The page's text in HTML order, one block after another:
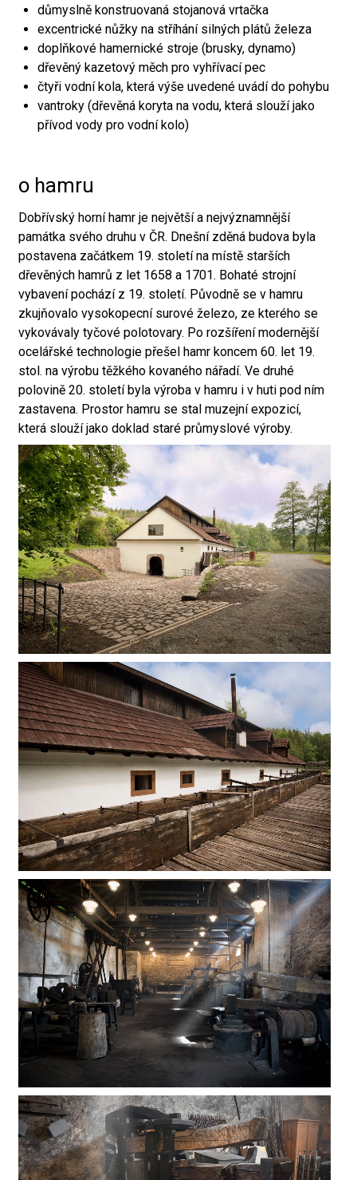
důmyslně konstruovaná stojanová vrtačka
excentrické nůžky na stříhání silných plátů železa
doplňkové hamernické stroje (brusky, dynamo)
dřevěný kazetový měch pro vyhřívací pec
čtyři vodní kola, která výše uvedené uvádí do pohybu
vantroky (dřevěná koryta na vodu, která slouží jako
přívod vody pro vodní kolo)
o hamru
Dobřívský horní hamr je největší a nejvýznamnější
památka svého druhu v ČR. Dnešní zděná budova byla
postavena začátkem 19. století na místě starších
dřevěných hamrů z let 1658 a 1701. Bohaté strojní
vybavení pochází z 19. století. Původně se v hamru
zkujňovalo vysokopecní surové železo, ze kterého se
vykovávaly tyčové polotovary. Po rozšíření modernější
ocelářské technologie přešel hamr koncem 60. let 19.
stol. na výrobu těžkého kovaného nářadí. Ve druhé
polovině 20. století byla výroba v hamru i v huti pod ním
zastavena. Prostor hamru se stal muzejní expozicí,
která slouží jako doklad staré průmyslové výroby.